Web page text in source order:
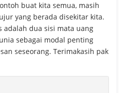
buat kita semua, masih
yang berada disekitar kita.
adalah dua sisi mata uang
sebagai modal penting
seseorang. Terimakasih pak